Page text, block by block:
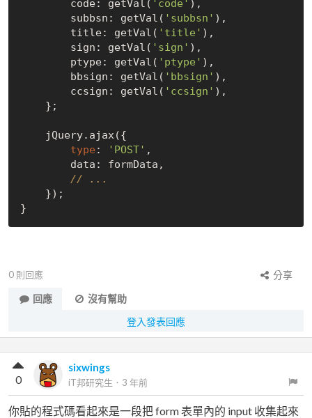
        code: getVal(
'code' ),
        subbsn: getVal(
'subbsn' ),
        title: getVal(
'title' ),
        sign: getVal(
'sign' ),
        ptype: getVal(
'ptype' ),
        bbsign: getVal(
'bbsign' ),
        ccsign: getVal(
'ccsign' ),
type : 'POST' ,
// ...
0 則回應
分享
回應
沒有幫助
登入發表回應
sixwings
iT邦研究生 ． 3 年前
0
你貼的程式碼看起來是一段把 form 表單內的 input 收集起來